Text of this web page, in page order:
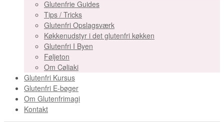
Glutenfrie Guides
Tips / Tricks
Glutenfri Opslagsværk
Køkkenudstyr i det glutenfri køkken
Glutenfri I Byen
Føljeton
Om Cøliaki
Glutenfri Kursus
Glutenfri E-bøger
Om Glutenfrimagi
Kontakt